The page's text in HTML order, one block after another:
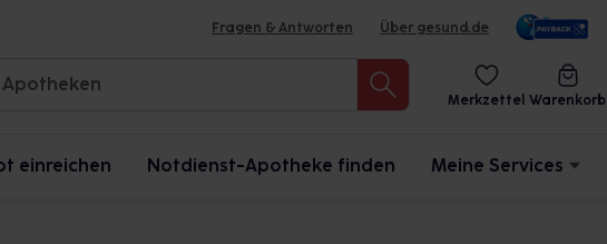
Fragen & Antworten Über gesund.de
Merkzettel Warenkorb
einreichen Notdienst-Apotheke finden Meine Services